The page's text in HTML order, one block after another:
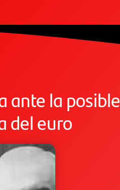
ante la posible
del euro